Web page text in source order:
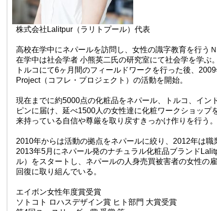
株式会社Lalitpur（ラリトプール）代表
高校在学中にネパールを訪問し、女性の識字教育を行う
在学中は社会学者 小熊英二氏の研究室にて社会学を学ぶ
トルコにて6ヶ月間のフィールドワークを行った後、
Project（コフレ・プロジェクト）の活動を開始。
現在までに約5000点の化粧品をネパール、トルコ、イン
ピンに届け、延べ1500人の女性達に化粧ワークショップ
来持っている自信や尊厳を取り戻すきっかけ作りを行う。
2010年からは活動の拠点をネパールに絞り、2012年は職
2013年5月にネパール発のナチュラル化粧品ブランド
ル）をスタートし、ネパールの人身売買被害者の女性の
回復に取り組んでいる。
エイボン女性年度賞受賞
ソトコト ロハスデザイン賞 ヒト部門 大賞受賞